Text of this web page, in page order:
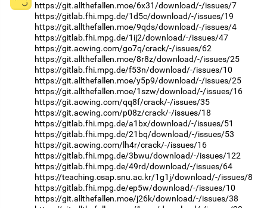
https://git.allthefallen.moe/6x31/download/-/issues/7
https://gitlab.fhi.mpg.de/1d5c/download/-/issues/19
https://git.allthefallen.moe/9qds/download/-/issues/4
https://gitlab.fhi.mpg.de/1ij2/download/-/issues/47
https://git.acwing.com/go7q/crack/-/issues/62
https://git.allthefallen.moe/8r8z/download/-/issues/25
https://gitlab.fhi.mpg.de/f53n/download/-/issues/10
https://git.allthefallen.moe/y5p9/download/-/issues/25
https://git.allthefallen.moe/1szw/download/-/issues/16
https://git.acwing.com/qq8f/crack/-/issues/35
https://git.acwing.com/p08z/crack/-/issues/18
https://gitlab.fhi.mpg.de/a1bx/download/-/issues/51
https://gitlab.fhi.mpg.de/21bq/download/-/issues/53
https://git.acwing.com/lh4r/crack/-/issues/16
https://gitlab.fhi.mpg.de/3bwu/download/-/issues/122
https://gitlab.fhi.mpg.de/49rd/download/-/issues/64
https://teaching.csap.snu.ac.kr/1g1j/download/-/issues/8
https://gitlab.fhi.mpg.de/ep5w/download/-/issues/10
https://git.allthefallen.moe/j26k/download/-/issues/38